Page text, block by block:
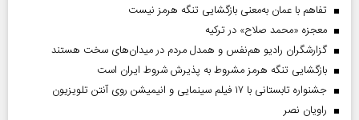
تفاهم با عمان به‌معنی بازگشایی تنگه هرمز نیست
معجزه «محمد صلاح» در ترکیه
گزارشگران رادیو هم‌نفس و همدل مردم در میدان‌های سخت هستند
بازگشایی تنگه هرمز مشروط به پذیرش شروط ایران است
جشنواره تابستانی با ۱۷ فیلم سینمایی و انیمیشن روی آنتن تلویزیون
راویان نصر